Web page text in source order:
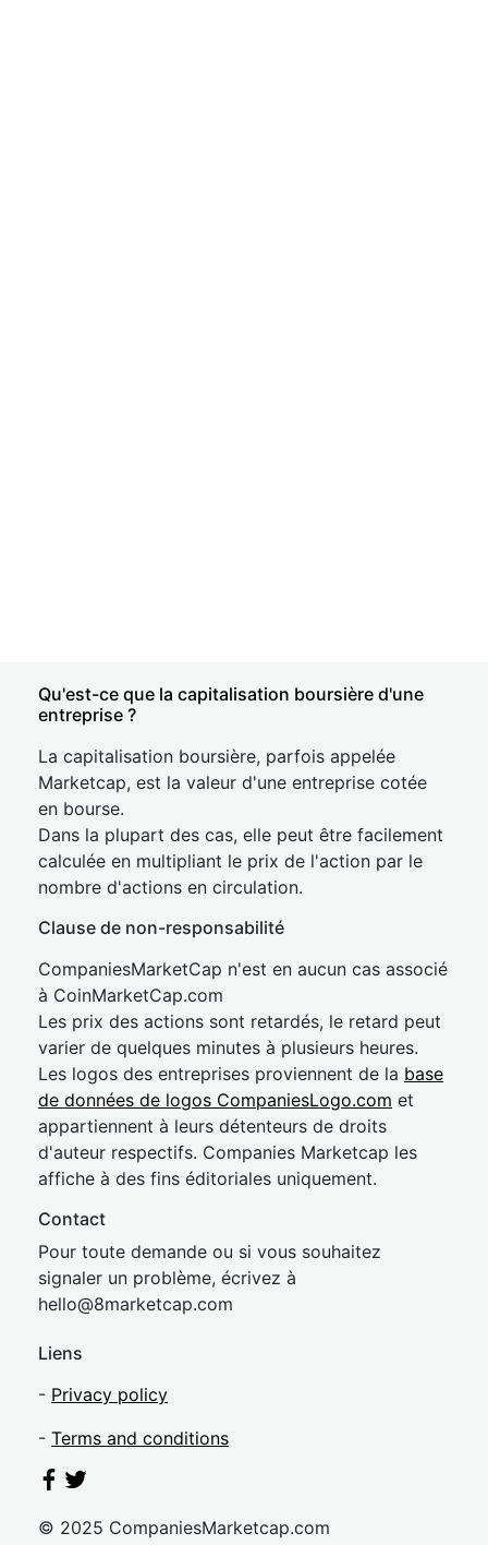
Qu'est-ce que la capitalisation boursière d'une
entreprise ?
La capitalisation boursière, parfois appelée
Marketcap, est la valeur d'une entreprise cotée
en bourse.
Dans la plupart des cas, elle peut être facilement
calculée en multipliant le prix de l'action par le
nombre d'actions en circulation.
Clause de non-responsabilité
CompaniesMarketCap n'est en aucun cas associé
à CoinMarketCap.com
Les prix des actions sont retardés, le retard peut
varier de quelques minutes à plusieurs heures.
Les logos des entreprises proviennent de la base
de données de logos CompaniesLogo.com et
appartiennent à leurs détenteurs de droits
d'auteur respectifs. Companies Marketcap les
affiche à des fins éditoriales uniquement.
Contact
Pour toute demande ou si vous souhaitez
signaler un problème, écrivez à
hello@8marketcap.com
Liens
- Privacy policy
- Terms and conditions
© 2025 CompaniesMarketcap.com